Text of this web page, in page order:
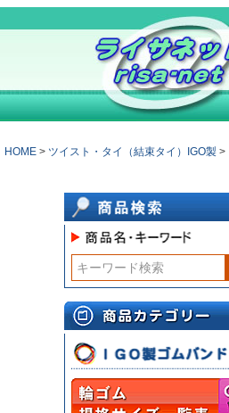
HOME ツイスト・タイ（結束タイ）IGO製